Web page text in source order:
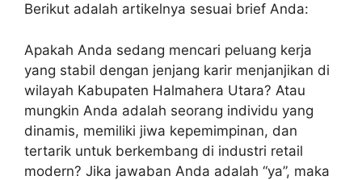
Berikut adalah artikelnya sesuai brief Anda:
Apakah Anda sedang mencari peluang kerja
yang stabil dengan jenjang karir menjanjikan di
wilayah Kabupaten Halmahera Utara? Atau
mungkin Anda adalah seorang individu yang
dinamis, memiliki jiwa kepemimpinan, dan
tertarik untuk berkembang di industri retail
modern? Jika jawaban Anda adalah “ya”, maka